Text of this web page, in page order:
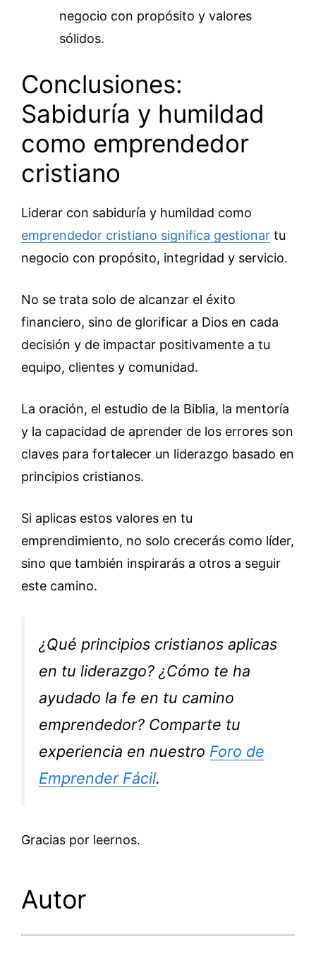
negocio con propósito y valores
sólidos.
Conclusiones:
Sabiduría y humildad
como emprendedor
cristiano
Liderar con sabiduría y humildad como
emprendedor cristiano significa gestionar tu
negocio con propósito, integridad y servicio.
No se trata solo de alcanzar el éxito
financiero, sino de glorificar a Dios en cada
decisión y de impactar positivamente a tu
equipo, clientes y comunidad.
La oración, el estudio de la Biblia, la mentoría
y la capacidad de aprender de los errores son
claves para fortalecer un liderazgo basado en
principios cristianos.
Si aplicas estos valores en tu
emprendimiento, no solo crecerás como líder,
sino que también inspirarás a otros a seguir
este camino.
¿Qué principios cristianos aplicas
en tu liderazgo? ¿Cómo te ha
ayudado la fe en tu camino
emprendedor? Comparte tu
experiencia en nuestro Foro de
Emprender Fácil.
Gracias por leernos.
Autor